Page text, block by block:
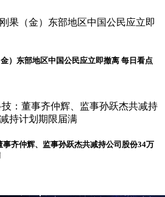
）东部地区中国公民应立即撤离 每日看点
齐仲辉、监事孙跃杰共减持公司股份34万